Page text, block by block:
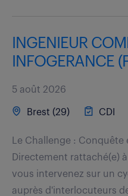
INGENIEUR
INFOGERANCE
5 août 2026
Brest (29) CDI
Le Challenge : Conquête
Directement rattaché(e)
vous intervenez sur un
auprès d'interlocuteurs